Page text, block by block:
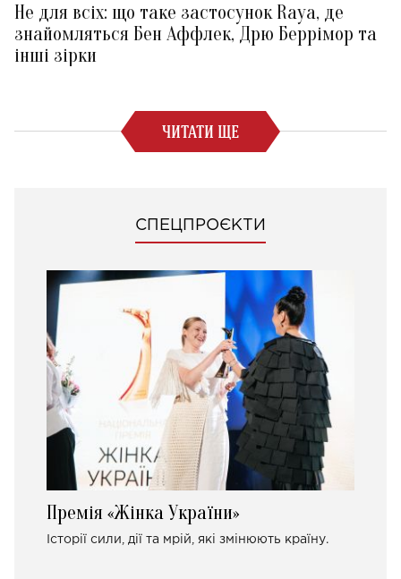
Не для всіх: що таке застосунок Raya, де
знайомляться Бен Аффлек, Дрю Беррімор та
інші зірки
ЧИТАТИ ЩЕ
СПЕЦПРОЄКТИ
Премія «Жінка України»
Історії сили, дії та мрій, які змінюють країну.